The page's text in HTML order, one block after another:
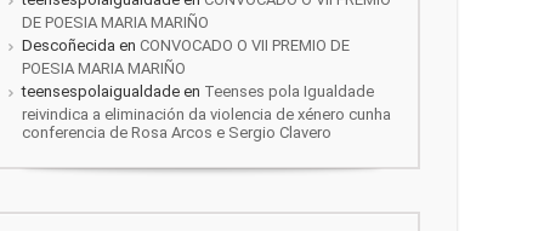
DE POESIA MARIA MARIÑO
Descoñecida en CONVOCADO O VII PREMIO DE
POESIA MARIA MARIÑO
teensespolaigualdade en Teenses pola Igualdade
reivindica a eliminación da violencia de xénero cunha
conferencia de Rosa Arcos e Sergio Clavero